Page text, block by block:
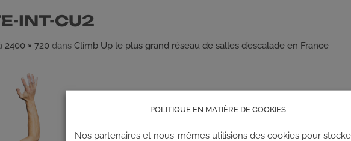
INT-CU2
2400 × 720 dans Climb Up le plus grand réseau de salles d’escalade en France
POLITIQUE EN MATIÈRE DE COOKIES
Nos partenaires et nous-mêmes utilisions des cookies pour